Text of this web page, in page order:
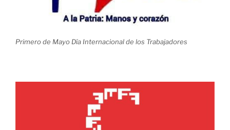
Primero de Mayo Día Internacional de los Trabajadores